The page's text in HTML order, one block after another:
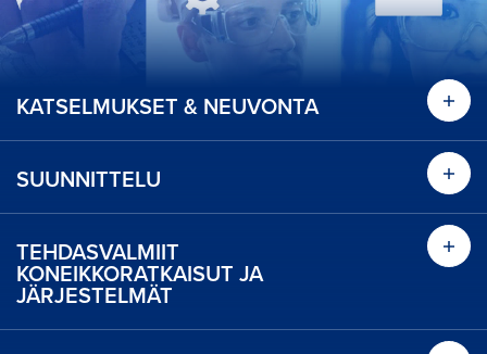
KATSELMUKSET & NEUVONTA Ota
SUUNNITTELU
Ota selvää
Ota
TEHDASVALMIIT
KONEIKKORATKAISUT JA
JÄRJESTELMÄT
Ota